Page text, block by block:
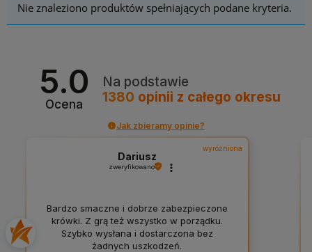
Nie znaleziono produktów spełniających podane kryteria.
5.0
Ocena
Na podstawie
1380 opinii z całego okresu
Jak zbieramy opinie?
wyróżniona
Dariusz
zweryfikowano
Bardzo smaczne i dobrze zabezpieczone
krówki. Z grą też wszystko w porządku.
Szybko wysłana i dostarczona bez
żadnych uszkodzeń.